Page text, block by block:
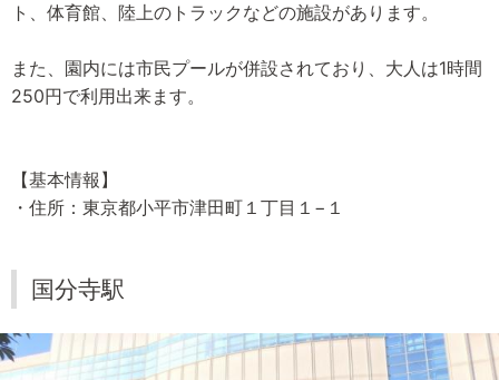
ト、体育館、陸上のトラックなどの施設があります。
また、園内には市民プールが併設されており、大人は1時間
250円で利用出来ます。
【基本情報】
・住所：東京都小平市津田町１丁目１−１
国分寺駅